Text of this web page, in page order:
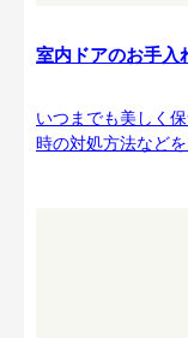
室内ドアのお手入
いつまでも美しく
時の対処方法などを